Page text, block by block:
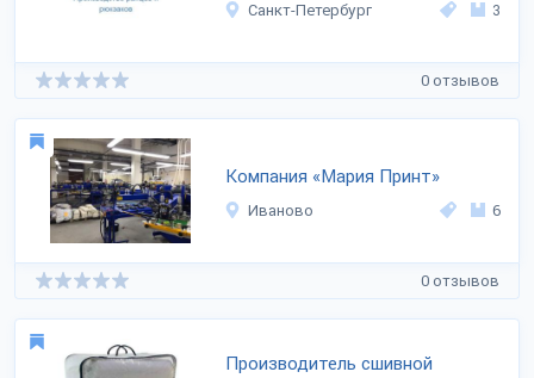
Санкт-Петербург 3
0 отзывов
Компания «Мария Принт»
Иваново 6
0 отзывов
Производитель сшивной